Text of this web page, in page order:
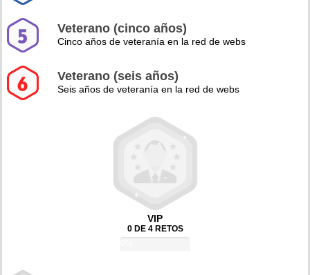
Veterano (cinco años)
Cinco años de veteranía en la red de webs
Veterano (seis años)
Seis años de veteranía en la red de webs
VIP
0 DE 4 RETOS